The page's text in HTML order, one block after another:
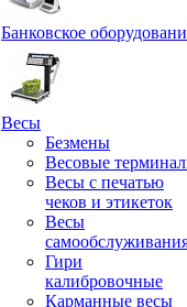
Банковское
Весы
Безмены
Весовые
Весы с печатью
чеков и этикеток
Весы
Гири
калибровочные
Карманные весы